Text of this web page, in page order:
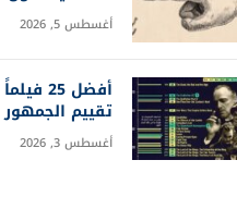
أغسطس 5, 2026
تقييم الجمهور 2026
أغسطس 3, 2026